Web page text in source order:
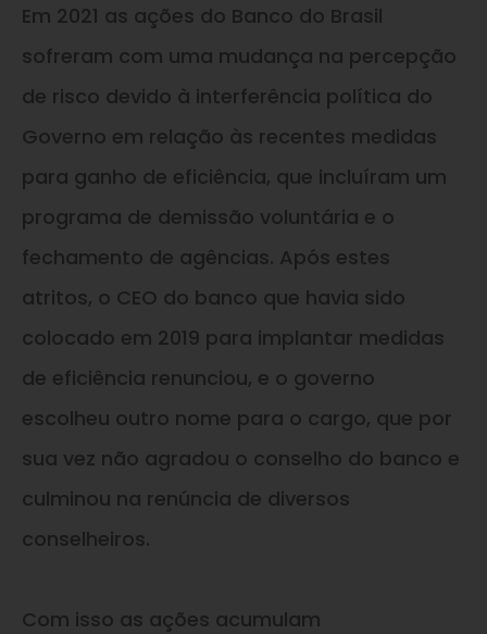
Em 2021 as ações do Banco do Brasil
sofreram com uma mudança na percepção
de risco devido à interferência política do
Governo em relação às recentes medidas
para ganho de eficiência, que incluíram um
programa de demissão voluntária e o
fechamento de agências. Após estes
atritos, o CEO do banco que havia sido
colocado em 2019 para implantar medidas
de eficiência renunciou, e o governo
escolheu outro nome para o cargo, que por
sua vez não agradou o conselho do banco e
culminou na renúncia de diversos
conselheiros.
Com isso as ações acumulam